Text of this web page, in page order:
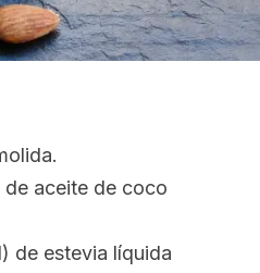
aceite de coco
de estevia líquida